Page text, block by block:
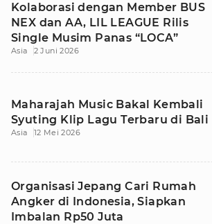
Kolaborasi dengan Member BUS
NEX dan AA, LIL LEAGUE Rilis
Single Musim Panas “LOCA”
Asia 2 Juni 2026
Maharajah Music Bakal Kembali
Syuting Klip Lagu Terbaru di Bali
Asia 12 Mei 2026
Organisasi Jepang Cari Rumah
Angker di Indonesia, Siapkan
Imbalan Rp50 Juta